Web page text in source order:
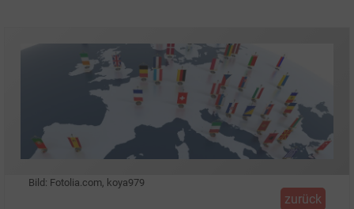
Bild: Fotolia.com, koya979
zurück